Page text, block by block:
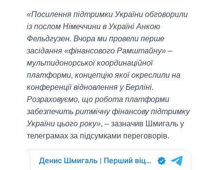
«Посилення підтримки України обговорили
із послом Німеччини в Україні Анкою
Фельдгузен. Вчора ми провели перше
засідання «фінансового Рамштайну» –
мультидонорської координаційної
платформи, концепцію якої окреслили на
конференції відновлення у Берліні.
Розраховуємо, що робота платформи
забезпечить ритмічну фінансову підтримку
України цього року», – зазначив Шмигаль у
телеграмах за підсумками переговорів.